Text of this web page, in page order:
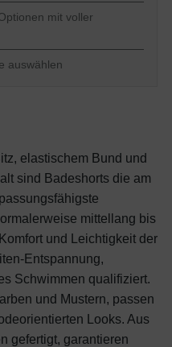
mit voller
auswählen
elastischem Bund und
sind Badeshorts die am
mittellang bis
und Leichtigkeit der
Entspannung,
Schwimmen qualifiziert.
und Mustern, passen
Looks. Aus
gefertigt, garantieren